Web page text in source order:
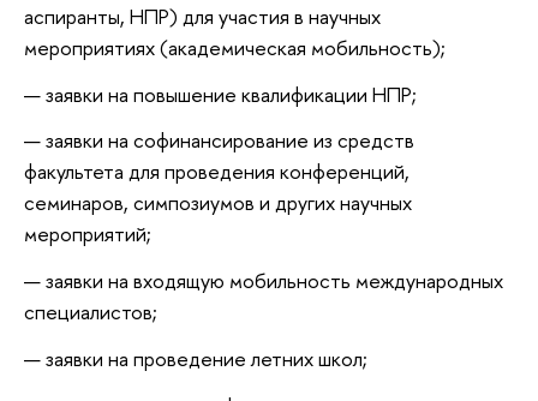
аспиранты, НПР) для участия в научных
мероприятиях (академическая мобильность);
заявки на повышение квалификации НПР;
заявки на софинансирование из средств
факультета для проведения конференций,
семинаров, симпозиумов и других научных
мероприятий;
заявки на входящую мобильность международных
специалистов;
заявки на проведение летних школ;